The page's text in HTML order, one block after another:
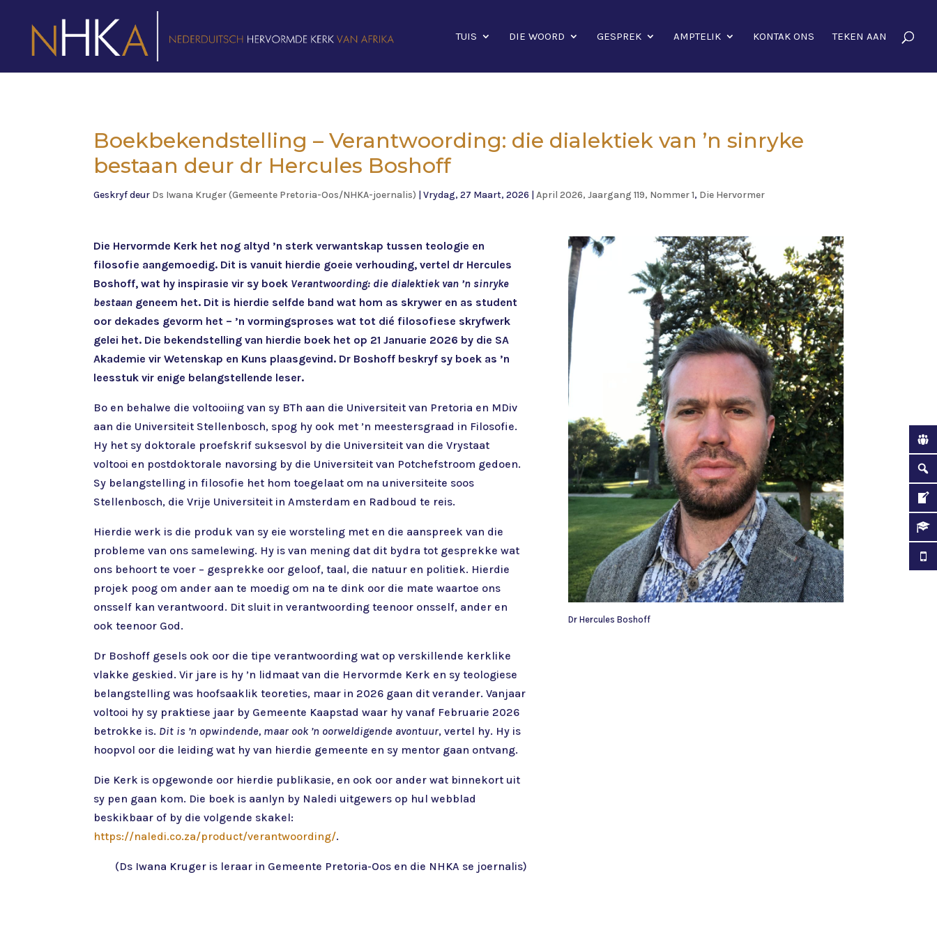
TUIS DIE WOORD GESPREK AMPTELIK KONTAK ONS TEKEN AAN
Boekbekendstelling – Verantwoording: die dialektiek van ’n sinryke
bestaan deur dr Hercules Boshoff
Geskryf deur Ds Iwana Kruger (Gemeente Pretoria-Oos/NHKA-joernalis) |Vrydag, 27 Maart, 2026 |April 2026, Jaargang 119, Nommer 1, Die Hervormer
Die Hervormde Kerk het nog altyd ’n sterk verwantskap tussen teologie en
filosofie aangemoedig. Dit is vanuit hierdie goeie verhouding, vertel dr Hercules
Boshoff, wat hy inspirasie vir sy boek Verantwoording: die dialektiek van ’n sinryke
bestaan geneem het. Dit is hierdie selfde band wat hom as skrywer en as student
oor dekades gevorm het – ’n vormingsproses wat tot dié filosofiese skryfwerk
gelei het. Die bekendstelling van hierdie boek het op 21 Januarie 2026 by die SA
Akademie vir Wetenskap en Kuns plaasgevind. Dr Boshoff beskryf sy boek as ’n
leesstuk vir enige belangstellende leser.
Bo en behalwe die voltooiing van sy BTh aan die Universiteit van Pretoria en MDiv
aan die Universiteit Stellenbosch, spog hy ook met ’n meestersgraad in Filosofie.
Hy het sy doktorale proefskrif suksesvol by die Universiteit van die Vrystaat
voltooi en postdoktorale navorsing by die Universiteit van Potchefstroom gedoen.
Sy belangstelling in filosofie het hom toegelaat om na universiteite soos
Stellenbosch, die Vrije Universiteit in Amsterdam en Radboud te reis.
Hierdie werk is die produk van sy eie worsteling met en die aanspreek van die
probleme van ons samelewing. Hy is van mening dat dit bydra tot gesprekke wat
ons behoort te voer – gesprekke oor geloof, taal, die natuur en politiek. Hierdie
projek poog om ander aan te moedig om na te dink oor die mate waartoe ons
onsself kan verantwoord. Dit sluit in verantwoording teenoor onsself, ander en
ook teenoor God.
Dr Boshoff gesels ook oor die tipe verantwoording wat op verskillende kerklike
vlakke geskied. Vir jare is hy ’n lidmaat van die Hervormde Kerk en sy teologiese
belangstelling was hoofsaaklik teoreties, maar in 2026 gaan dit verander. Vanjaar
voltooi hy sy praktiese jaar by Gemeente Kaapstad waar hy vanaf Februarie 2026
betrokke is. Dit is ’n opwindende, maar ook ’n oorweldigende avontuur, vertel hy. Hy is
hoopvol oor die leiding wat hy van hierdie gemeente en sy mentor gaan ontvang.
Die Kerk is opgewonde oor hierdie publikasie, en ook oor ander wat binnekort uit
sy pen gaan kom. Die boek is aanlyn by Naledi uitgewers op hul webblad
beskikbaar of by die volgende skakel:
https://naledi.co.za/product/verantwoording/.
(Ds Iwana Kruger is leraar in Gemeente Pretoria-Oos en die NHKA se joernalis)
Dr Hercules Boshoff